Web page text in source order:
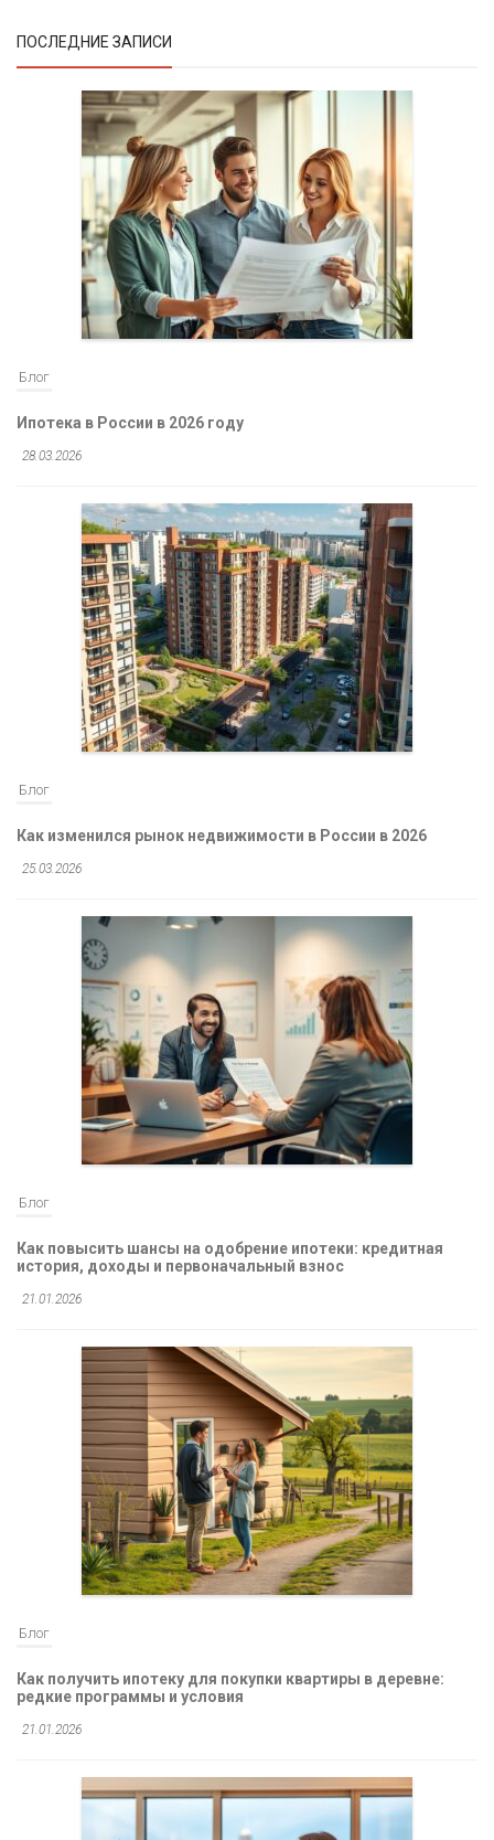
ПОСЛЕДНИЕ ЗАПИСИ
Блог
Ипотека в России в 2026 году
28.03.2026
Блог
Как изменился рынок недвижимости в России в 2026
25.03.2026
Блог
Как повысить шансы на одобрение ипотеки: кредитная
история, доходы и первоначальный взнос
21.01.2026
Блог
Как получить ипотеку для покупки квартиры в деревне:
редкие программы и условия
21.01.2026